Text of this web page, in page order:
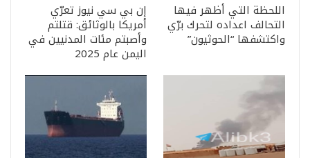
اللحظة التي أظهر فيها
التحالف اعداده لتحرك برّي
واكتشفها “الحوثيون”
إن بي سي نيوز تعرّي
أمريكا بالوثائق: قتلتم
وأصبتم مئات المدنيين في
اليمن عام 2025